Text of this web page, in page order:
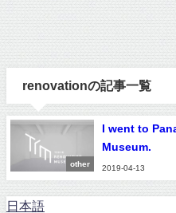
renovationの記事一覧
other
I went to
Museum.
2019-04-13
日本語